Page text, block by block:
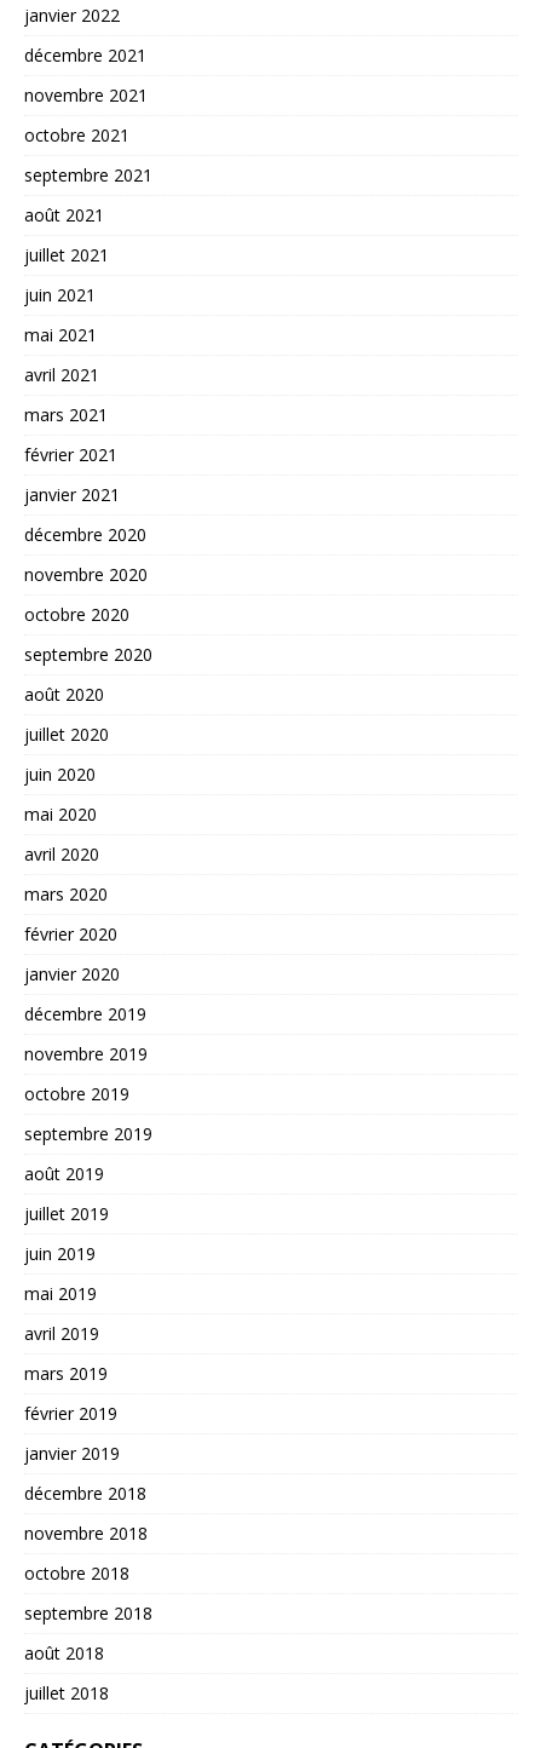
janvier 2022
décembre 2021
novembre 2021
octobre 2021
septembre 2021
août 2021
juillet 2021
juin 2021
mai 2021
avril 2021
mars 2021
février 2021
janvier 2021
décembre 2020
novembre 2020
octobre 2020
septembre 2020
août 2020
juillet 2020
juin 2020
mai 2020
avril 2020
mars 2020
février 2020
janvier 2020
décembre 2019
novembre 2019
octobre 2019
septembre 2019
août 2019
juillet 2019
juin 2019
mai 2019
avril 2019
mars 2019
février 2019
janvier 2019
décembre 2018
novembre 2018
octobre 2018
septembre 2018
août 2018
juillet 2018